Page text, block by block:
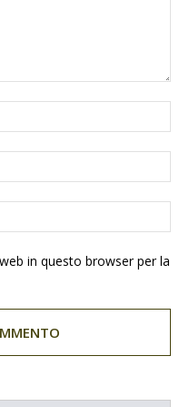
in questo browser per la